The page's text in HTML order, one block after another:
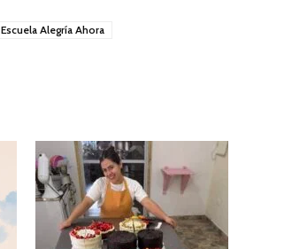
Escuela Alegría Ahora